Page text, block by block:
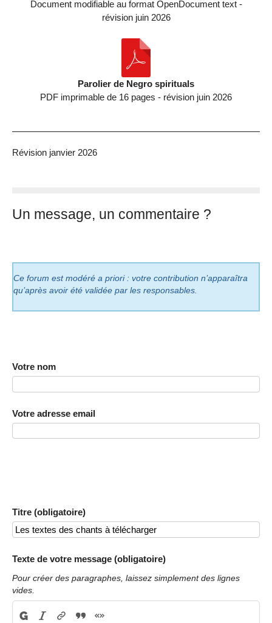
Document modifiable au format OpenDocument text -
révision juin 2026
Parolier de Negro spirituals
PDF imprimable de 16 pages - révision juin 2026
Révision janvier 2026
Un message, un commentaire ?
Ce forum est modéré a priori : votre contribution n’apparaîtra
qu’après avoir été validée par les responsables.
Votre nom
Votre adresse email
Titre (obligatoire)
Texte de votre message (obligatoire)
Pour créer des paragraphes, laissez simplement des lignes
vides.